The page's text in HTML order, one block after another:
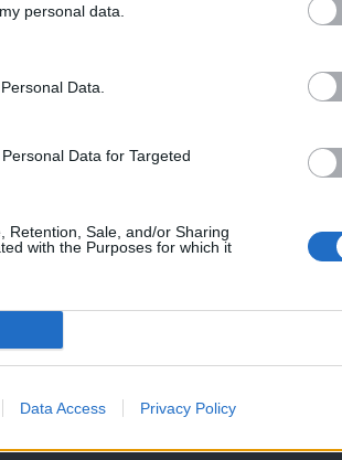
personal data.
Data.
Data for Targeted
Retention, Sale, and/or Sharing
with the Purposes for which it
Data Access Privacy Policy
el juego soy Ferni